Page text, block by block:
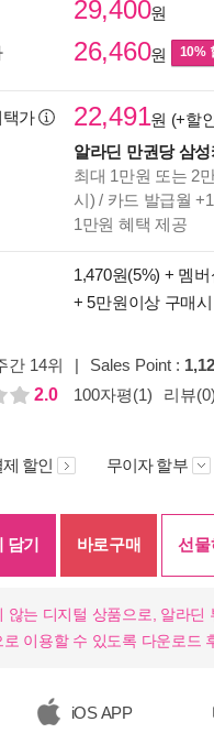
종이책의
미리보기
입니다.
29,400원
26,460원 10%
택가 22,491원 (+할
알라딘 만권당 삼
최대 1만원 또는 2
시) / 카드 발급월
1만원 혜택 제공
1,470원(5%) + 멤버
+ 5만원이상 구매시
간 14위 | Sales Point :
2.0
100자평(1) 리뷰(0)
할인 무이자 할부
담기 바로구매 선물
않는 디지털 상품으로, 알라딘
로 이용할 수 있도록 다운로드
iOS APP